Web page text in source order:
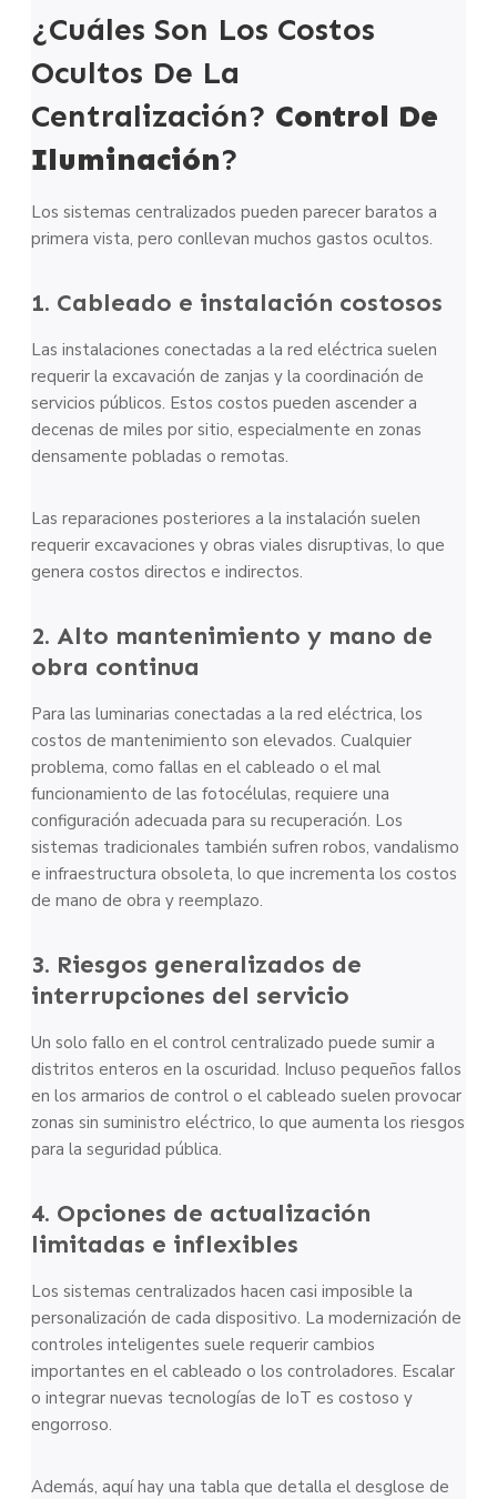
¿Cuáles Son Los Costos
Ocultos De La
Centralización? Control De
Iluminación?
Los sistemas centralizados pueden parecer baratos a
primera vista, pero conllevan muchos gastos ocultos.
1. Cableado e instalación costosos
Las instalaciones conectadas a la red eléctrica suelen
requerir la excavación de zanjas y la coordinación de
servicios públicos. Estos costos pueden ascender a
decenas de miles por sitio, especialmente en zonas
densamente pobladas o remotas.
Las reparaciones posteriores a la instalación suelen
requerir excavaciones y obras viales disruptivas, lo que
genera costos directos e indirectos.
2. Alto mantenimiento y mano de
obra continua
Para las luminarias conectadas a la red eléctrica, los
costos de mantenimiento son elevados. Cualquier
problema, como fallas en el cableado o el mal
funcionamiento de las fotocélulas, requiere una
configuración adecuada para su recuperación. Los
sistemas tradicionales también sufren robos, vandalismo
e infraestructura obsoleta, lo que incrementa los costos
de mano de obra y reemplazo.
3. Riesgos generalizados de
interrupciones del servicio
Un solo fallo en el control centralizado puede sumir a
distritos enteros en la oscuridad. Incluso pequeños fallos
en los armarios de control o el cableado suelen provocar
zonas sin suministro eléctrico, lo que aumenta los riesgos
para la seguridad pública.
4. Opciones de actualización
limitadas e inflexibles
Los sistemas centralizados hacen casi imposible la
personalización de cada dispositivo. La modernización de
controles inteligentes suele requerir cambios
importantes en el cableado o los controladores. Escalar
o integrar nuevas tecnologías de IoT es costoso y
engorroso.
Además, aquí hay una tabla que detalla el desglose de